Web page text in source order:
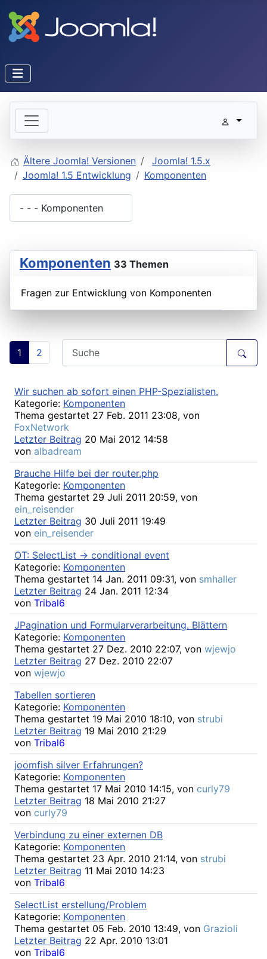
Ältere Joomla! Versionen
Joomla! 1.5.x
Joomla! 1.5 Entwicklung
Komponenten
Komponenten 33 Themen
Fragen zur Entwicklung von Komponenten
1 2
Wir suchen ab sofort einen PHP-Spezialisten.
Kategorie: Komponenten
Thema gestartet 27 Feb. 2011 23:08, von
FoxNetwork
Letzter Beitrag 20 Mai 2012 14:58
von albadream
Brauche Hilfe bei der router.php
Kategorie: Komponenten
Thema gestartet 29 Juli 2011 20:59, von
ein_reisender
Letzter Beitrag 30 Juli 2011 19:49
von ein_reisender
OT: SelectList -> conditional event
Kategorie: Komponenten
Thema gestartet 14 Jan. 2011 09:31, von smhaller
Letzter Beitrag 24 Jan. 2011 12:34
von Tribal6
JPagination und Formularverarbeitung. Blättern
Kategorie: Komponenten
Thema gestartet 27 Dez. 2010 22:07, von wjewjo
Letzter Beitrag 27 Dez. 2010 22:07
von wjewjo
Tabellen sortieren
Kategorie: Komponenten
Thema gestartet 19 Mai 2010 18:10, von strubi
Letzter Beitrag 19 Mai 2010 21:29
von Tribal6
joomfish silver Erfahrungen?
Kategorie: Komponenten
Thema gestartet 17 Mai 2010 14:15, von curly79
Letzter Beitrag 18 Mai 2010 21:27
von curly79
Verbindung zu einer externen DB
Kategorie: Komponenten
Thema gestartet 23 Apr. 2010 21:14, von strubi
Letzter Beitrag 11 Mai 2010 14:23
von Tribal6
SelectList erstellung/Problem
Kategorie: Komponenten
Thema gestartet 05 Feb. 2010 13:49, von Grazioli
Letzter Beitrag 22 Apr. 2010 13:01
von Tribal6